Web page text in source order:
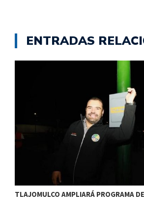
ENTRADAS
TLAJOMULCO AMPLIARÁ PROGRAMA